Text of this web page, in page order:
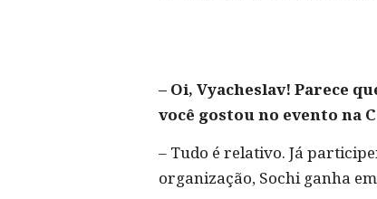
– Oi, Vyacheslav! Parece
você gostou no evento na
– Tudo é relativo. Já
organização, Sochi ganha